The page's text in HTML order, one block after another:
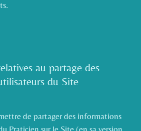
au partage des
du Site
de partager des informations
Praticien sur le Site (en sa version